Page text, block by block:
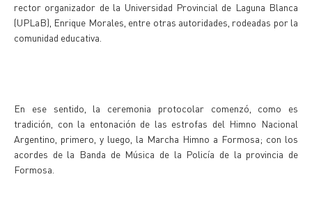
rector organizador de la Universidad Provincial de Laguna Blanca
(UPLaB), Enrique Morales, entre otras autoridades, rodeadas por la
comunidad educativa.
En ese sentido, la ceremonia protocolar comenzó, como es
tradición, con la entonación de las estrofas del Himno Nacional
Argentino, primero, y luego, la Marcha Himno a Formosa; con los
acordes de la Banda de Música de la Policía de la provincia de
Formosa.